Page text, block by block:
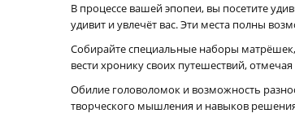
В процессе вашей эпопеи, вы посетите
удивит и увлечёт вас. Эти места полны
Собирайте специальные наборы
вести хронику своих путешествий,
Обилие головоломок и возможность
творческого мышления и навыков